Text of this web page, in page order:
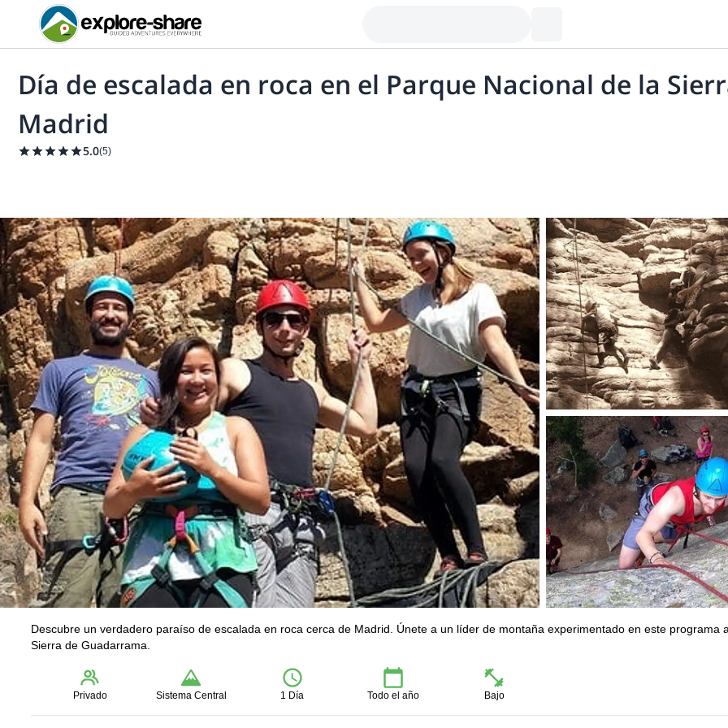
Día de escalada en roca en el Parque Nacional de la
Madrid
5.0(5)
Descubre un verdadero paraíso de escalada en roca cerca de Madrid. Únete a un líder de montaña experimentado en este programa
Sierra de Guadarrama.
Privado Sistema Central 1 Día Todo el año Bajo